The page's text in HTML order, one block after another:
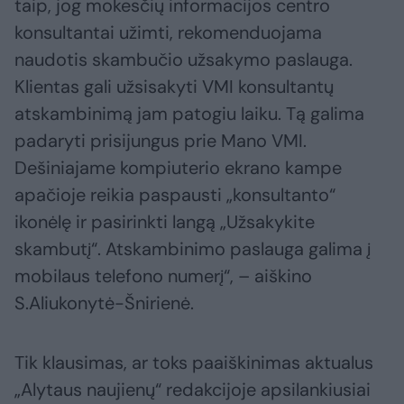
taip, jog mokesčių informacijos centro
konsultantai užimti, rekomenduojama
naudotis skambučio užsakymo paslauga.
Klientas gali užsisakyti VMI konsultantų
atskambinimą jam patogiu laiku. Tą galima
padaryti prisijungus prie Mano VMI.
Dešiniajame kompiuterio ekrano kampe
apačioje reikia paspausti „konsultanto“
ikonėlę ir pasirinkti langą „Užsakykite
skambutį“. Atskambinimo paslauga galima į
mobilaus telefono numerį“, – aiškino
S.Aliukonytė-Šnirienė.
Tik klausimas, ar toks paaiškinimas aktualus
„Alytaus naujienų“ redakcijoje apsilankiusiai